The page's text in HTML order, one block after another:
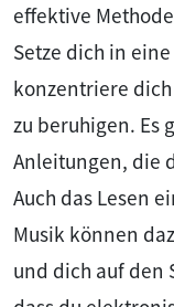
effektive
Setze dich in
konzentriere
zu beruhigen. Es
Anleitungen, die
Auch das Lesen
Musik können
und dich auf den